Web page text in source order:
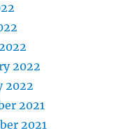
2022
2022
2021
2021